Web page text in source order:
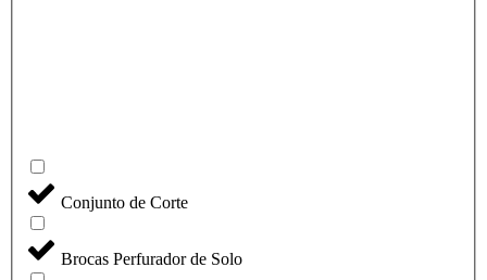
Conjunto de Corte
Brocas Perfurador de Solo